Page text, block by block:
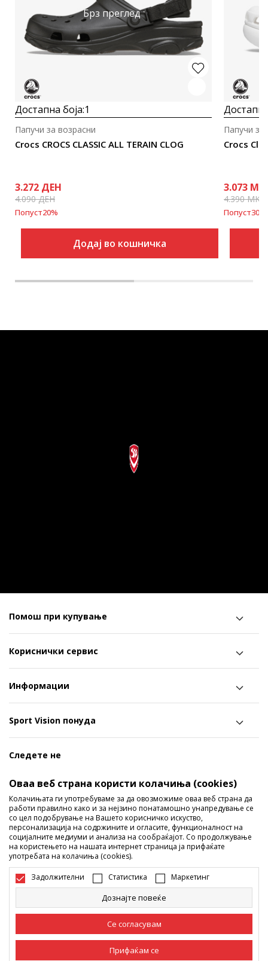
Брз преглед
Достапна боја:1
Crocs CROCS CLASSIC ALL TERAIN CLOG
Папучи за возрасни
3.272 ДЕН
4.090ДЕН
Попуст20%
Додај во кошничка
Crocs
Папучи за
3.073
4.390MKD
Попуст30
Помош при купување
Кориснички сервис
Информации
Sport Vision понуда
Следете не
Ги споделуваме нашите тајни со вас! Следете не на
социјалните мрежи и дознајте за попусти, промоции и
нови производи!
Промена
Оваа веб страна користи колачиња (cookies)
Колачињата ги употребуваме за да овозможиме оваа веб страна да
работи правилно како и за нејзино понатамошно унапредување се
со цел подобрување на Вашето корисничко искуство,
персонализација на содржините и огласите, функционалност на
социјалните медиуми и анализа на сообраќајот. Со продолжување
на користењето на нашата интернет страница ја прифаќате
употребата на колачиња (cookies).
Задолжителни Статистика Маркетинг
Дознајте повеќе
Се согласувам
Прифаќам се